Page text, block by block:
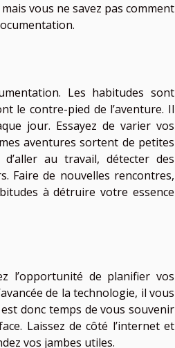
vous ne savez pas comment
Les habitudes sont
le contre-pied de l’aventure. Il
jour. Essayez de varier vos
aventures sortent de petites
d’aller au travail, détecter des
Faire de nouvelles rencontres,
à détruire votre essence
l’opportunité de planifier vos
de la technologie, il vous
donc temps de vous souvenir
Laissez de côté l’internet et
vos jambes utiles.